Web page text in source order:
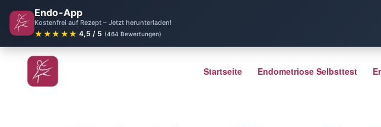
Endo-App
Kostenfrei auf Rezept – Jetzt herunterladen!
★★★★★ 4,5 / 5 (464 Bewertungen)
Startseite Endometriose Selbsttest